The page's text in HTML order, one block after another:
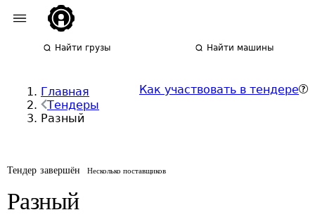
Найти грузы Найти машины
Главная
Тендеры
Разный
Как участвовать в тендере
Тендер завершён Несколько поставщиков
Разный